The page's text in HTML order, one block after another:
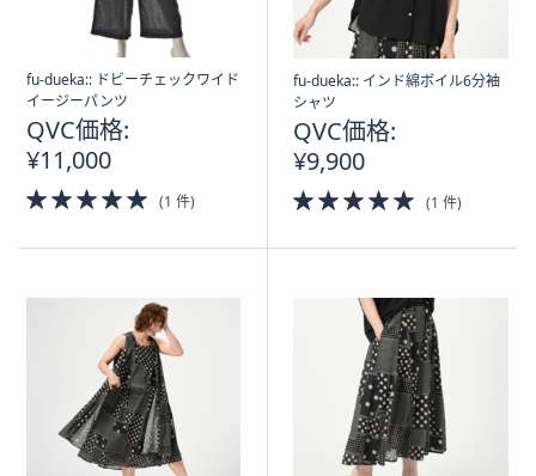
fu-dueka:: ドビーチェックワイド
イージーパンツ
QVC価格:
¥11,000
5.0
of
(1 件)
fu-dueka:: インド綿ボイル6分袖
シャツ
QVC価格:
¥9,900
5.0
of
(1 件)